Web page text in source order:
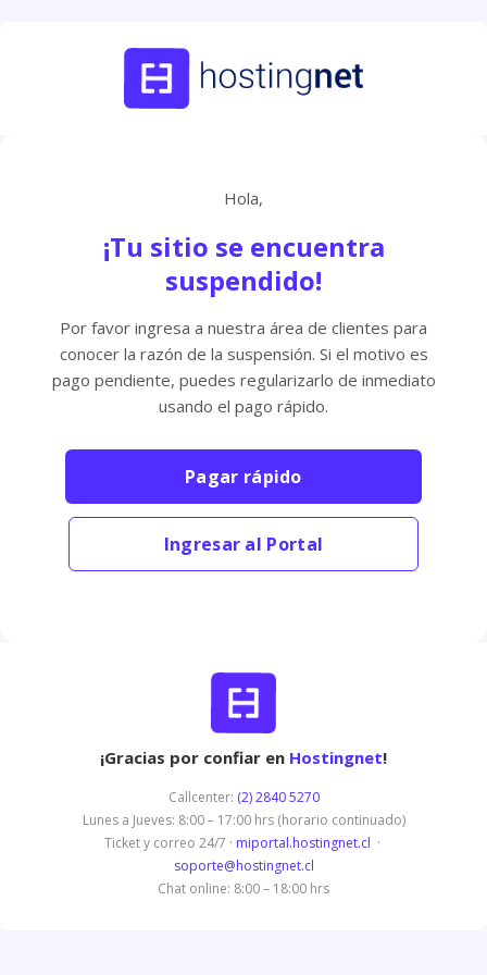
Hola,
¡Tu sitio se encuentra
suspendido!
Por favor ingresa a nuestra área de clientes para
conocer la razón de la suspensión. Si el motivo es
pago pendiente, puedes regularizarlo de inmediato
usando el pago rápido.
Pagar rápido
Ingresar al Portal
¡Gracias por confiar en Hostingnet!
Callcenter: (2) 2840 5270
Lunes a Jueves: 8:00 – 17:00 hrs (horario continuado)
Ticket y correo 24/7 · miportal.hostingnet.cl ·
soporte@hostingnet.cl
Chat online: 8:00 – 18:00 hrs